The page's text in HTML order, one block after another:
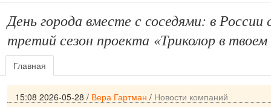
День города вместе с соседями: в
третий сезон проекта «Триколор в твоем
Главная
15:08 2026-05-28 / Вера Гартман / Новости компаний